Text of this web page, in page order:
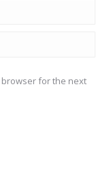
browser for the next